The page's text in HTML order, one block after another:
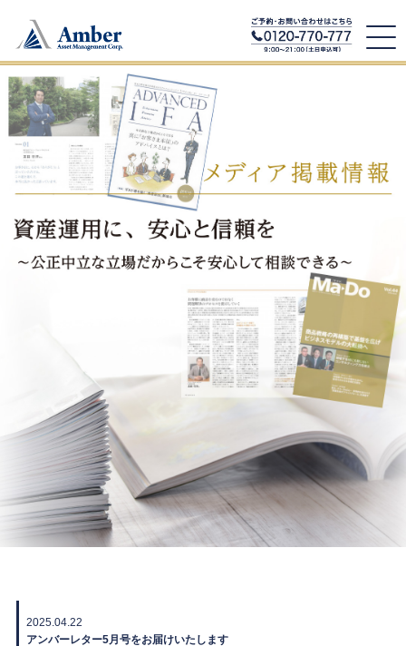
2025.04.22
アンバーレター5月号をお届けいたします